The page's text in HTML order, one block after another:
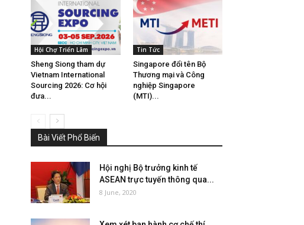
Hội Chợ Triển Lãm
Sheng Siong tham dự
Vietnam International
Sourcing 2026: Cơ hội
đưa...
Tin Tức
Singapore đổi tên Bộ
Thương mại và Công
nghiệp Singapore
(MTI)...
Bài Viết Phổ Biến
Hội nghị Bộ trưởng kinh tế
ASEAN trực tuyến thông qua...
8 June, 2020